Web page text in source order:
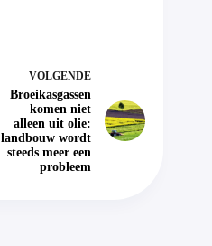
VOLGENDE
Broeikasgassen
komen niet
alleen uit olie:
landbouw wordt
steeds meer een
probleem